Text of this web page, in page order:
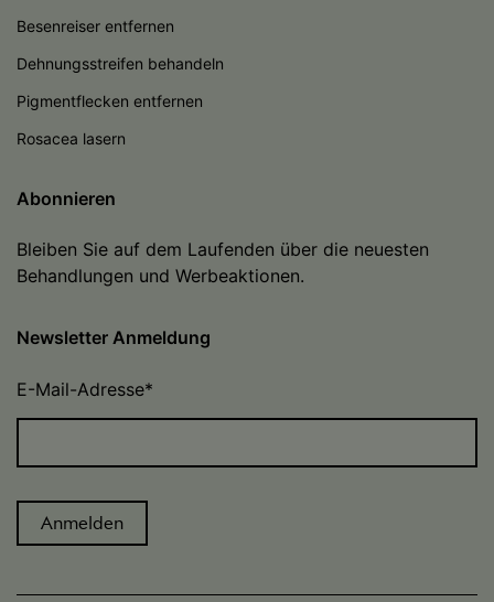
Besenreiser entfernen
Dehnungsstreifen behandeln
Pigmentflecken entfernen
Rosacea lasern
Abonnieren
Bleiben Sie auf dem Laufenden über die neuesten
Behandlungen und Werbeaktionen.
Newsletter Anmeldung
E-Mail-Adresse*